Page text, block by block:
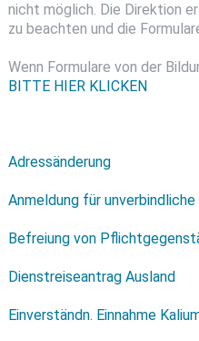
nicht möglich. Die Direktion
zu beachten und die
Wenn Formulare von der
BITTE HIER KLICKEN
Adressänderung
Anmeldung für unverbindliche
Befreiung von
Dienstreiseantrag Ausland
Einverständn. Einnahme